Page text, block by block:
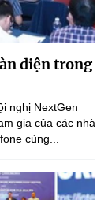
diện trong
nghị NextGen
gia của các nhà
cùng...